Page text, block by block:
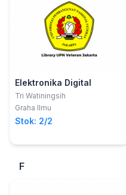
Elektronika Digital
Tri Watiningsih
Graha Ilmu
Stok: 2/2
F